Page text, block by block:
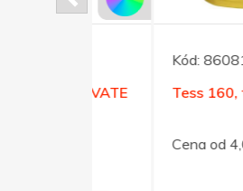
86081.Y
Tess 160, tričko,
Cena od 4,000 €